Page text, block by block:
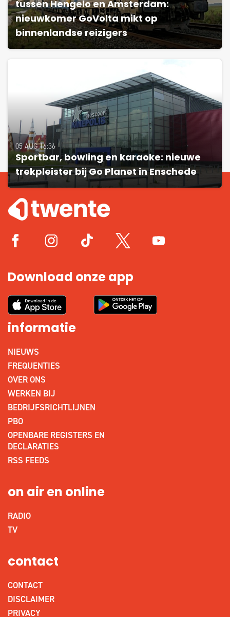
tussen Hengelo en Amsterdam:
nieuwkomer GoVolta mikt op
binnenlandse reizigers
05 AUG 16:36
Sportbar, bowling en karaoke: nieuwe
trekpleister bij Go Planet in Enschede
Download onze app
informatie
NIEUWS
FREQUENTIES
OVER ONS
WERKEN BIJ
BEDRIJFSRICHTLIJNEN
PBO
OPENBARE REGISTERS EN
DECLARATIES
RSS FEEDS
on air en online
RADIO
TV
contact
CONTACT
DISCLAIMER
PRIVACY